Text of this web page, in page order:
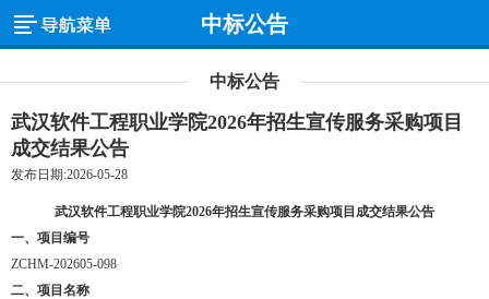
中标公告
中标公告
武汉软件工程职业学院2026年招生宣传服务采购项目
成交结果公告
发布日期:2026-05-28
武汉软件工程职业学院2026年招生宣传服务采购项目成交结果公告
一、项目编号
ZCHM-202605-098
二、项目名称